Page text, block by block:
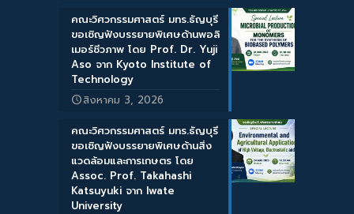
คณะวิศวกรรมศาสตร์ มทร.ธัญบุรี
ขอเชิญฟังบรรยายพิเศษด้านพอลิ
เมอร์ชีวภาพ โดย Prof. Dr. Yuji
Aso จาก Kyoto Institute of
Technology
สิงหาคม 3, 2026
คณะวิศวกรรมศาสตร์ มทร.ธัญบุรี
ขอเชิญฟังบรรยายพิเศษด้านสิ่ง
แวดล้อมและการเกษตร โดย
Assoc. Prof. Takahashi
Katsuyuki จาก Iwate
University